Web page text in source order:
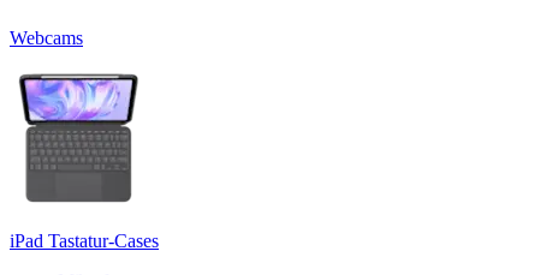
Webcams
iPad Tastatur-Cases